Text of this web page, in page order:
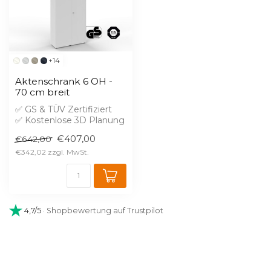
+14
Aktenschrank 6 OH -
70 cm breit
✅ GS & TÜV Zertifiziert
✅ Kostenlose 3D Planung
Aufprei...
€642,00 €407,00
€342,02
4,7/5 · Shopbewertung auf Trustpilot